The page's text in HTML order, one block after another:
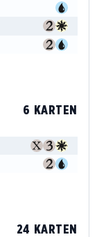
6 KARTEN
24 KARTEN